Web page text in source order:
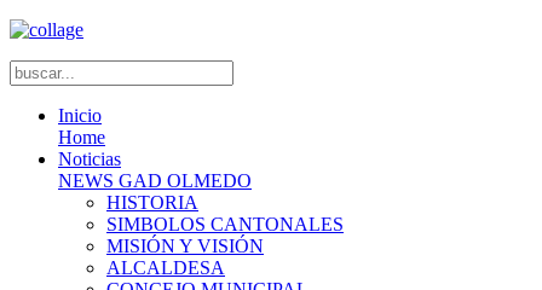
Inicio
Home
Noticias
NEWS GAD OLMEDO
HISTORIA
SIMBOLOS CANTONALES
MISIÓN Y VISIÓN
ALCALDESA